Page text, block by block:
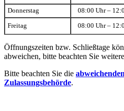
Donnerstag 08:00 Uhr –
Freitag 08:00 Uhr –
Öffnungszeiten bzw. Schließtage
abweichen, bitte beachten Sie
Bitte beachten Sie die
Zulassungsbehörde.